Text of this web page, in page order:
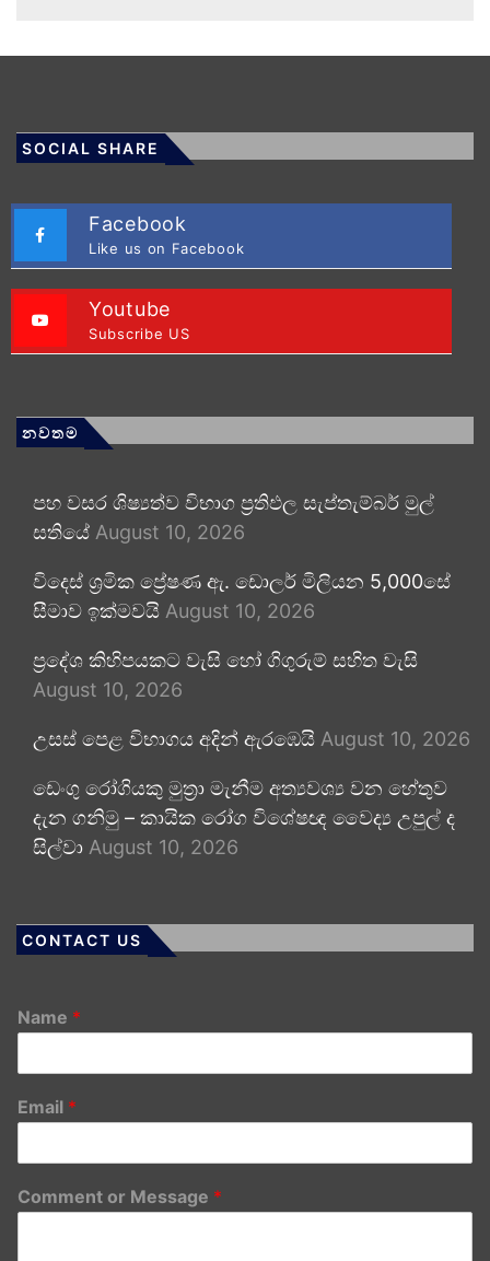
SOCIAL SHARE
Facebook
Like us on Facebook
Youtube
Subscribe US
නවතම
පහ වසර ශිෂ්‍යත්ව විභාග ප්‍රතිඵල සැප්තැම්බර් මුල්
සතියේ August 10, 2026
විදෙස් ශ්‍රමික ප්‍රේෂණ ඇ. ඩොලර් මිලියන 5,000සේ
සීමාව ඉක්මවයි August 10, 2026
ප්‍රදේශ කිහිපයකට වැසි හෝ ගිගුරුම් සහිත වැසි
August 10, 2026
උසස් පෙළ විභාගය අදින් ඇරඹෙයි August 10, 2026
ඩෙංගු රෝගියකු ⁣මුත්‍රා මැනීම අත්‍යවශ්‍ය වන හේතුව
දැන ගනිමු – කායික රෝග විශේෂඥ වෛද්‍ය උපුල් ද
සිල්වා August 10, 2026
CONTACT US
Name *
Email *
Comment or Message *